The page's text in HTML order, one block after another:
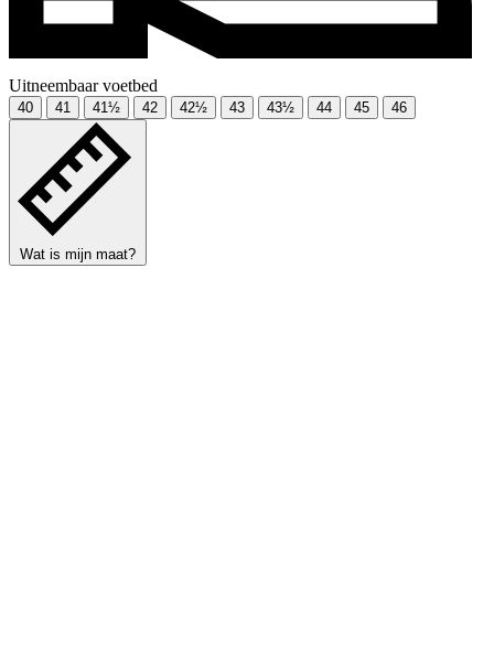
Uitneembaar voetbed
40 41 41½ 42 42½ 43 43½ 44 45 46
Wat is mijn maat?